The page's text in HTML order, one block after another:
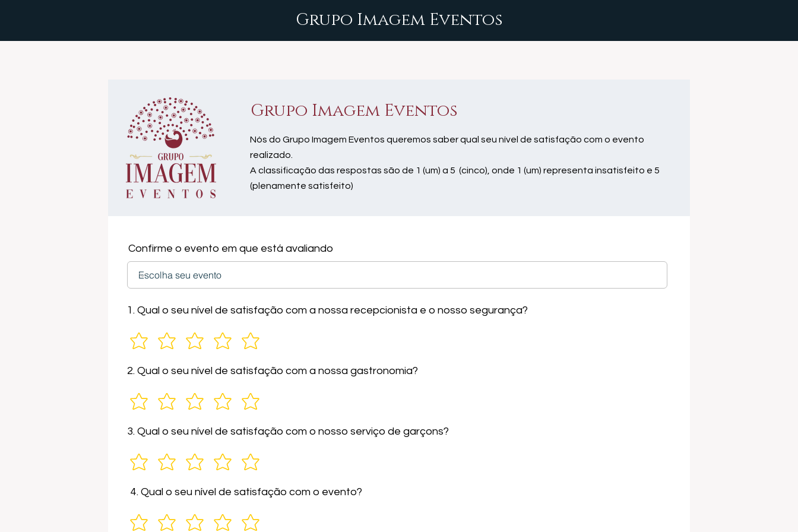
Grupo Imagem Eventos
Grupo Imagem Eventos
Nós do Grupo Imagem Eventos queremos saber qual seu nível de satisfação com o evento
realizado.
A classificação das respostas são de 1 (um) a 5 (cinco), onde 1 (um) representa insatisfeito e 5
(plenamente satisfeito)
Confirme o evento em que está avaliando
1. Qual o seu nível de satisfação com a nossa recepcionista e o nosso segurança?
2. Qual o seu nível de satisfação com a nossa gastronomia?
3. Qual o seu nível de satisfação com o nosso serviço de garçons?
4. Qual o seu nível de satisfação com o evento?